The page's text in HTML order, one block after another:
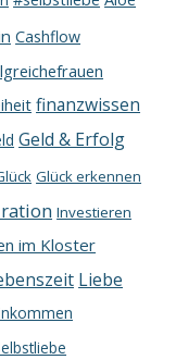
Cashflow
finanzwissen
Geld & Erfolg
Glück erkennen
Investieren
im Kloster
Liebe